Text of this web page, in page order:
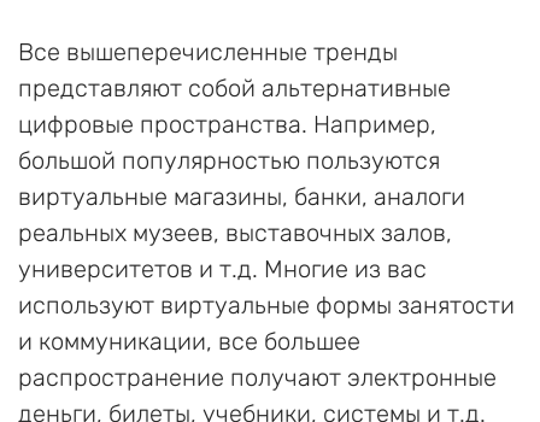
Все вышеперечисленные тренды
представляют собой альтернативные
цифровые пространства. Например,
большой популярностью пользуются
виртуальные магазины, банки, аналоги
реальных музеев, выставочных залов,
университетов и т.д. Многие из вас
используют виртуальные формы занятости
и коммуникации, все большее
распространение получают электронные
деньги, билеты, учебники, системы и т.д.